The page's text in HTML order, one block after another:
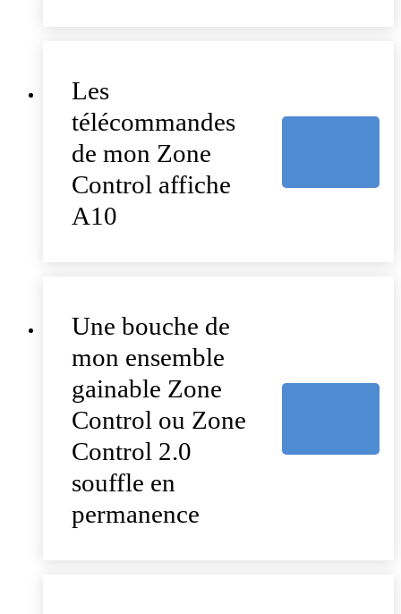
Les
télécommandes
de mon Zone
Control affiche
A10
Une bouche de
mon ensemble
gainable Zone
Control ou Zone
Control 2.0
souffle en
permanence